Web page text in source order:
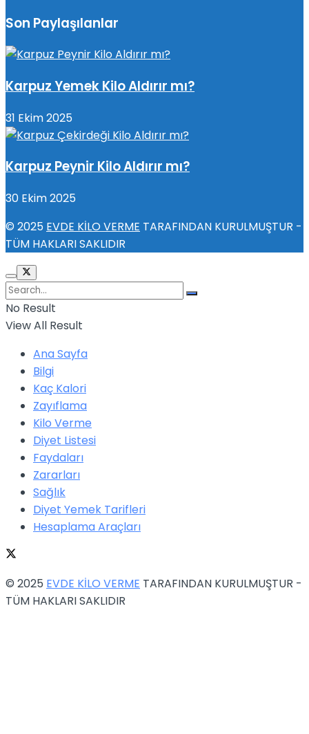
Son Paylaşılanlar
Karpuz Yemek Kilo Aldırır mı?
31 Ekim 2025
Karpuz Peynir Kilo Aldırır mı?
30 Ekim 2025
© 2025 EVDE KİLO VERME TARAFINDAN KURULMUŞTUR -
TÜM HAKLARI SAKLIDIR
No Result
View All Result
Ana Sayfa
Bilgi
Kaç Kalori
Zayıflama
Kilo Verme
Diyet Listesi
Faydaları
Zararları
Sağlık
Diyet Yemek Tarifleri
Hesaplama Araçları
© 2025 EVDE KİLO VERME TARAFINDAN KURULMUŞTUR -
TÜM HAKLARI SAKLIDIR